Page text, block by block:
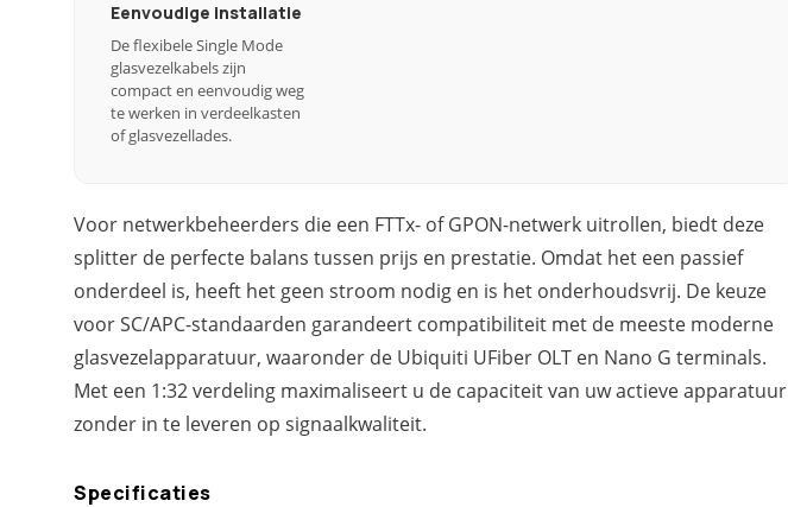
Eenvoudige installatie
De flexibele Single Mode
glasvezelkabels zijn
compact en eenvoudig weg
te werken in verdeelkasten
of glasvezellades.
Voor netwerkbeheerders die een FTTx- of GPON-netwerk uitrollen, biedt deze
splitter de perfecte balans tussen prijs en prestatie. Omdat het een passief
onderdeel is, heeft het geen stroom nodig en is het onderhoudsvrij. De keuze
voor SC/APC-standaarden garandeert compatibiliteit met de meeste moderne
glasvezelapparatuur, waaronder de Ubiquiti UFiber OLT en Nano G terminals.
Met een 1:32 verdeling maximaliseert u de capaciteit van uw actieve apparatuur
zonder in te leveren op signaalkwaliteit.
Specificaties